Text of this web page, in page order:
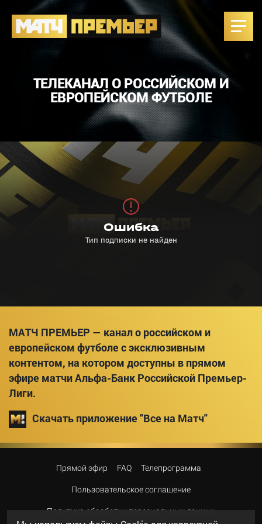
ТЕЛЕКАНАЛ О РОССИЙСКОМ И
ЕВРОПЕЙСКОМ ФУТБОЛЕ
МАТЧ ПРЕМЬЕР — канал о российском и
европейском футболе с эксклюзивным
контентом, на котором доступны в прямом
эфире матчи Альфа-Банк Российской Премьер-
Лиги.
Скачать приложение "Все на Матч"
Прямой эфир FAQ Телепрограмма
Пользовательское соглашение
Политика обработки персональных данных